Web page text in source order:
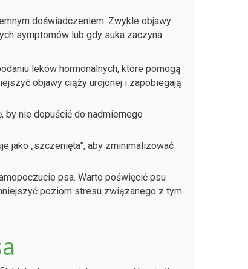
doświadczeniem. Zwykle objawy
symptomów lub gdy suka zaczyna
leków hormonalnych, które pomogą
objawy ciąży urojonej i zapobiegają
by nie dopuścić do nadmiernego
jako „szczenięta”, aby zminimalizować
psa. Warto poświęcić psu
poziom stresu związanego z tym